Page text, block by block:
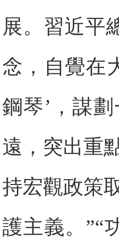
展。習近平
念，自覺在
鋼琴’，謀
遠，突出重
持宏觀政策
護主義。”“